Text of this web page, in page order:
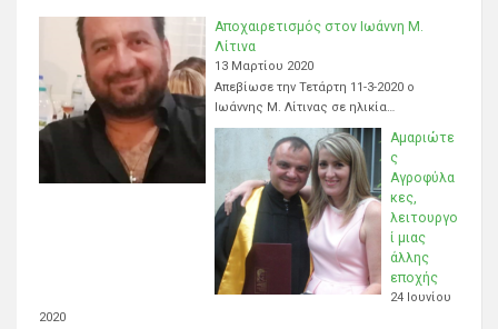
Αποχαιρετισμός στον Ιωάννη Μ.
Λίτινα
13 Μαρτίου 2020
Απεβίωσε την Τετάρτη 11-3-2020 ο
Ιωάννης Μ. Λίτινας σε ηλικία…
Αμαριώτε
ς
Αγροφύλα
κες,
λειτουργο
ί μιας
άλλης
εποχής
24 Ιουνίου
2020